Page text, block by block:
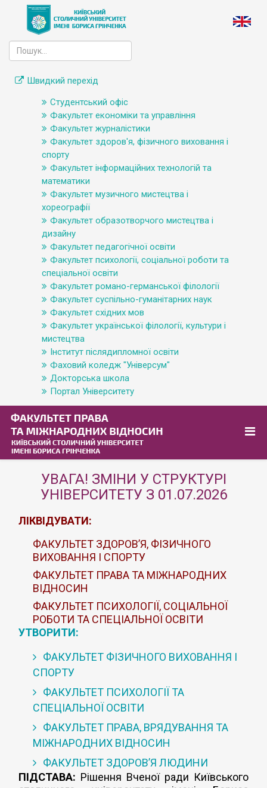
Швидкий перехід
Студентський офіс
Факультет економіки та управління
Факультет журналістики
Факультет здоров'я, фізичного виховання і
спорту
Факультет інформаційних технологій та
математики
Факультет музичного мистецтва і
хореографії
Факультет образотворчого мистецтва і
дизайну
Факультет педагогічної освіти
Факультет психології, соціальної роботи та
спеціальної освіти
Факультет романо-германської філології
Факультет суспільно-гуманітарних наук
Факультет східних мов
Факультет української філології, культури і
мистецтва
Інститут післядипломної освіти
Фаховий коледж "Універсум"
Докторська школа
Портал Університету
УВАГА! ЗМІНИ У СТРУКТУРІ
УНІВЕРСИТЕТУ З 01.07.2026
ЛІКВІДУВАТИ:
ФАКУЛЬТЕТ ЗДОРОВ’Я, ФІЗИЧНОГО
ВИХОВАННЯ І СПОРТУ
ФАКУЛЬТЕТ ПРАВА ТА МІЖНАРОДНИХ
ВІДНОСИН
ФАКУЛЬТЕТ ПСИХОЛОГІЇ, СОЦІАЛЬНОЇ
РОБОТИ ТА СПЕЦІАЛЬНОЇ ОСВІТИ
УТВОРИТИ:
ФАКУЛЬТЕТ ФІЗИЧНОГО ВИХОВАННЯ І
СПОРТУ
ФАКУЛЬТЕТ ПСИХОЛОГІЇ ТА
СПЕЦІАЛЬНОЇ ОСВІТИ
ФАКУЛЬТЕТ ПРАВА, ВРЯДУВАННЯ ТА
МІЖНАРОДНИХ ВІДНОСИН
ФАКУЛЬТЕТ ЗДОРОВ’Я ЛЮДИНИ
ПІДСТАВА: Рішення Вченої ради Київського